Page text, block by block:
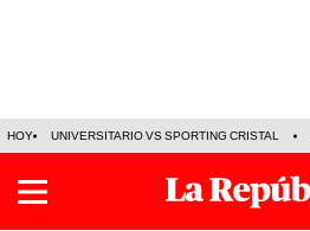
HOY UNIVERSITARIO VS SPORTING CRISTAL